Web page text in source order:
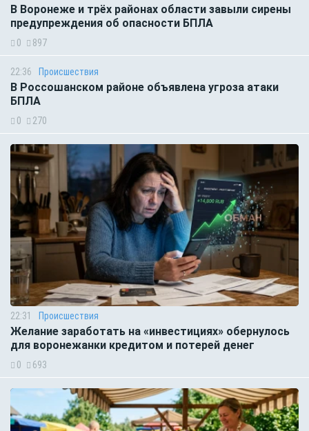
В Воронеже и трёх районах области завыли сирены
предупреждения об опасности БПЛА
0 897
22:36 Происшествия
В Россошанском районе объявлена угроза атаки
БПЛА
0 270
22:31 Происшествия
Желание заработать на «инвестициях» обернулось
для воронежанки кредитом и потерей денег
0 693